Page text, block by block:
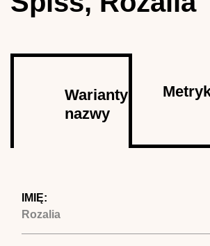
Warianty
nazwy
IMIĘ:
Rozalia